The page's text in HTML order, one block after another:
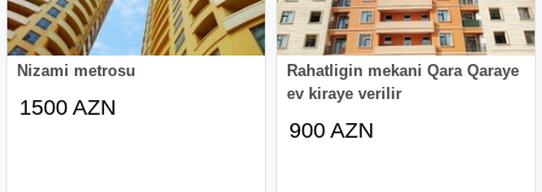
Nizami metrosu
1500 AZN
Rahatligin mekani Qara Qaraye
ev kiraye verilir
900 AZN